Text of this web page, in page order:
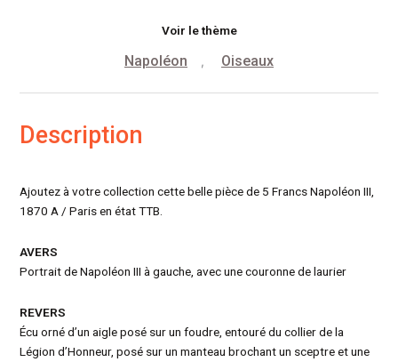
Voir le thème
Napoléon , Oiseaux
Description
Ajoutez à votre collection cette belle pièce de 5 Francs Napoléon III,
1870 A / Paris en état TTB.
AVERS
Portrait de Napoléon III à gauche, avec une couronne de laurier
REVERS
Écu orné d’un aigle posé sur un foudre, entouré du collier de la
Légion d’Honneur, posé sur un manteau brochant un sceptre et une